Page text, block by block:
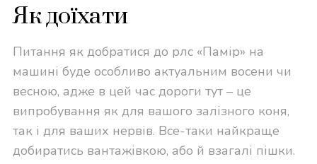
Як доїхати
Питання як добратися до рлс «Памір» на
машині буде особливо актуальним восени чи
весною, адже в цей час дороги тут – це
випробування як для вашого залізного коня,
так і для ваших нервів. Все-таки найкраще
добиратись вантажівкою, або й взагалі пішки.